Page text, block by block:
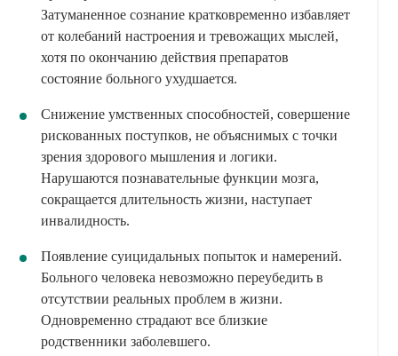
Затуманенное сознание кратковременно избавляет
от колебаний настроения и тревожащих мыслей,
хотя по окончанию действия препаратов
состояние больного ухудшается.
Снижение умственных способностей, совершение
рискованных поступков, не объяснимых с точки
зрения здорового мышления и логики.
Нарушаются познавательные функции мозга,
сокращается длительность жизни, наступает
инвалидность.
Появление суицидальных попыток и намерений.
Больного человека невозможно переубедить в
отсутствии реальных проблем в жизни.
Одновременно страдают все близкие
родственники заболевшего.